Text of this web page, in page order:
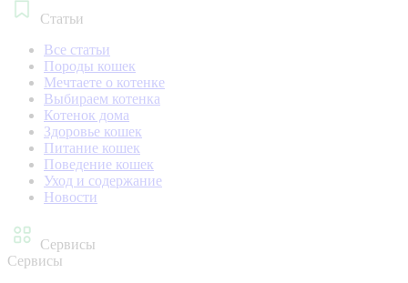
Статьи
Все статьи
Породы кошек
Мечтаете о котенке
Выбираем котенка
Котенок дома
Здоровье кошек
Питание кошек
Поведение кошек
Уход и содержание
Новости
Сервисы
Сервисы